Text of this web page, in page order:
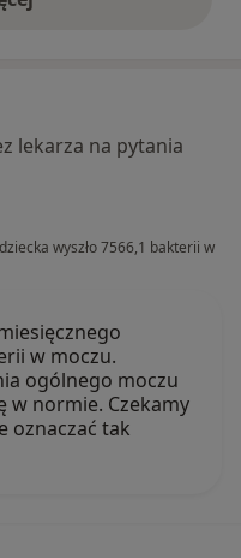
powyżej
lekarza na pytania
wyszło 7566,1 bakterii w
w moczu.
ogólnego moczu
w normie. Czekamy
oznaczać tak